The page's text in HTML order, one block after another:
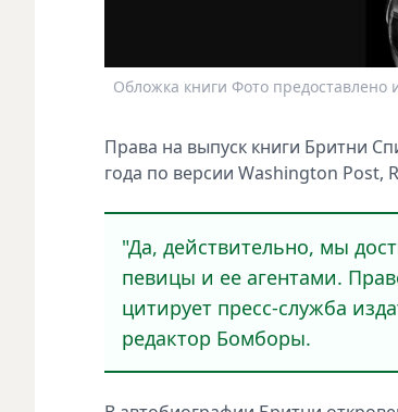
Обложка книги Фото предоставлено
Права на выпуск книги Бритни
года по версии Washington Post,
"Да, действительно, мы
певицы и ее агентами.
цитирует пресс-служба
редактор Бомборы.